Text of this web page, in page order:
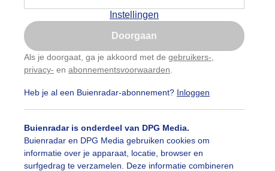
Instellingen
Doorgaan
Als je doorgaat, ga je akkoord met de gebruikers-
privacy- en abonnementsvoorwaarden
Heb je al een Buienradar-abonnement? Inloggen
Buienradar is onderdeel van DPG Media.
Buienradar en DPG Media gebruiken cookies om
informatie over je apparaat, locatie, browser en
surfgedrag te verzamelen. Deze informatie combineren
Is goed, toon de popup
Nu niet, misschien later
Gebruik je Safari en wil je niet elke dag deze pop-up
Klikhierom dit aan te passen